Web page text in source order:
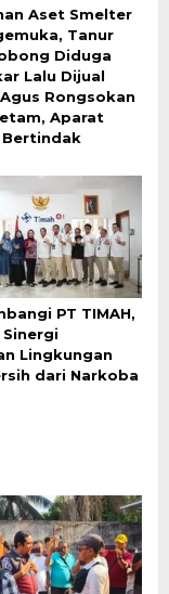
Aset Smelter
Tanur
Diduga
Lalu Dijual
Rongsokan
Aparat
PT TIMAH,
Lingkungan
dari Narkoba